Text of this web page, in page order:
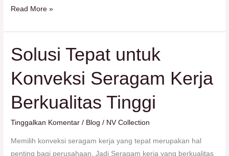
Read More »
Solusi Tepat untuk
Konveksi Seragam Kerja
Berkualitas Tinggi
Tinggalkan Komentar / Blog / NV Collection
Memilih konveksi seragam kerja yang tepat merupakan hal
penting bagi perusahaan, Jadi Seragam kerja yang berkualitas
Solusi
Tepat
untuk
Konveksi
Seragam
Berkualitas
Tinggi